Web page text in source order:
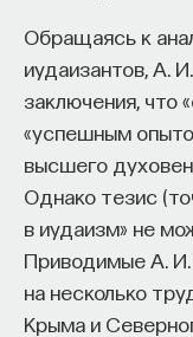
Обращаясь к
иудаизантов, А.
заключения, что
«успешным
высшего
Однако тезис
в иудаизм» не
Приводимые А.
на несколько
Крыма и